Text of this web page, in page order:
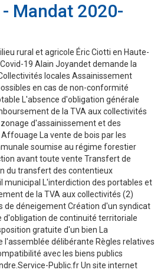
Mandat 2020-
rural et agricole Éric Ciotti en Haute-
19 Alain Joyandet demande la
locales Assainissement
en cas de non-conformité
L'absence d'obligation générale
de la TVA aux collectivités
d'assainissement et des
La vente de bois par les
soumise au régime forestier
avant toute vente Transfert de
du transfert des contentieux
municipal L'interdiction des portables et
de la TVA aux collectivités (2)
de déneigement Création d'un syndicat
d'obligation de continuité territoriale
gratuite d'un bien La
l'assemblée délibérante Règles relatives
avec les biens publics
Public.fr Un site internet